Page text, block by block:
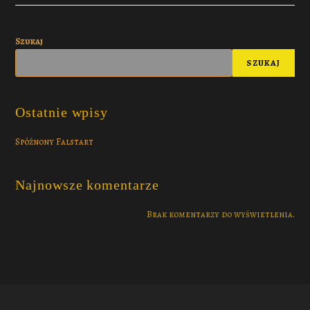
Szukaj
SZUKAJ
Ostatnie wpisy
Spóźnony Falstart
Najnowsze komentarze
Brak komentarzy do wyświetlenia.